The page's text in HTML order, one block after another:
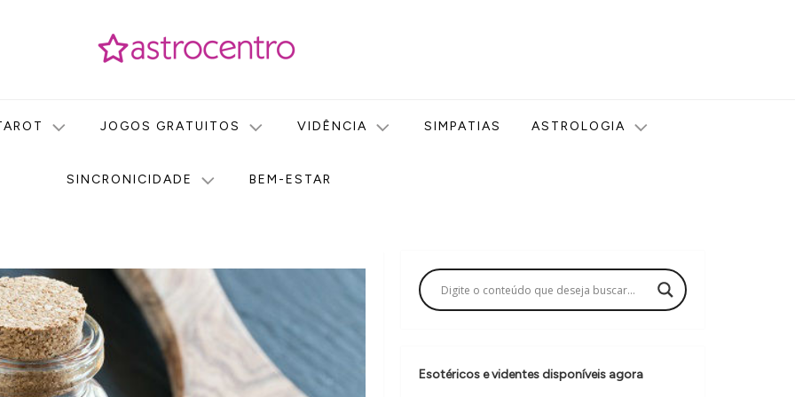
JOGOS GRATUITOS VIDÊNCIA SIMPATIAS ASTROLOGIA
SINCRONICIDADE BEM-ESTAR
Esotéricos e videntes disponíveis agora